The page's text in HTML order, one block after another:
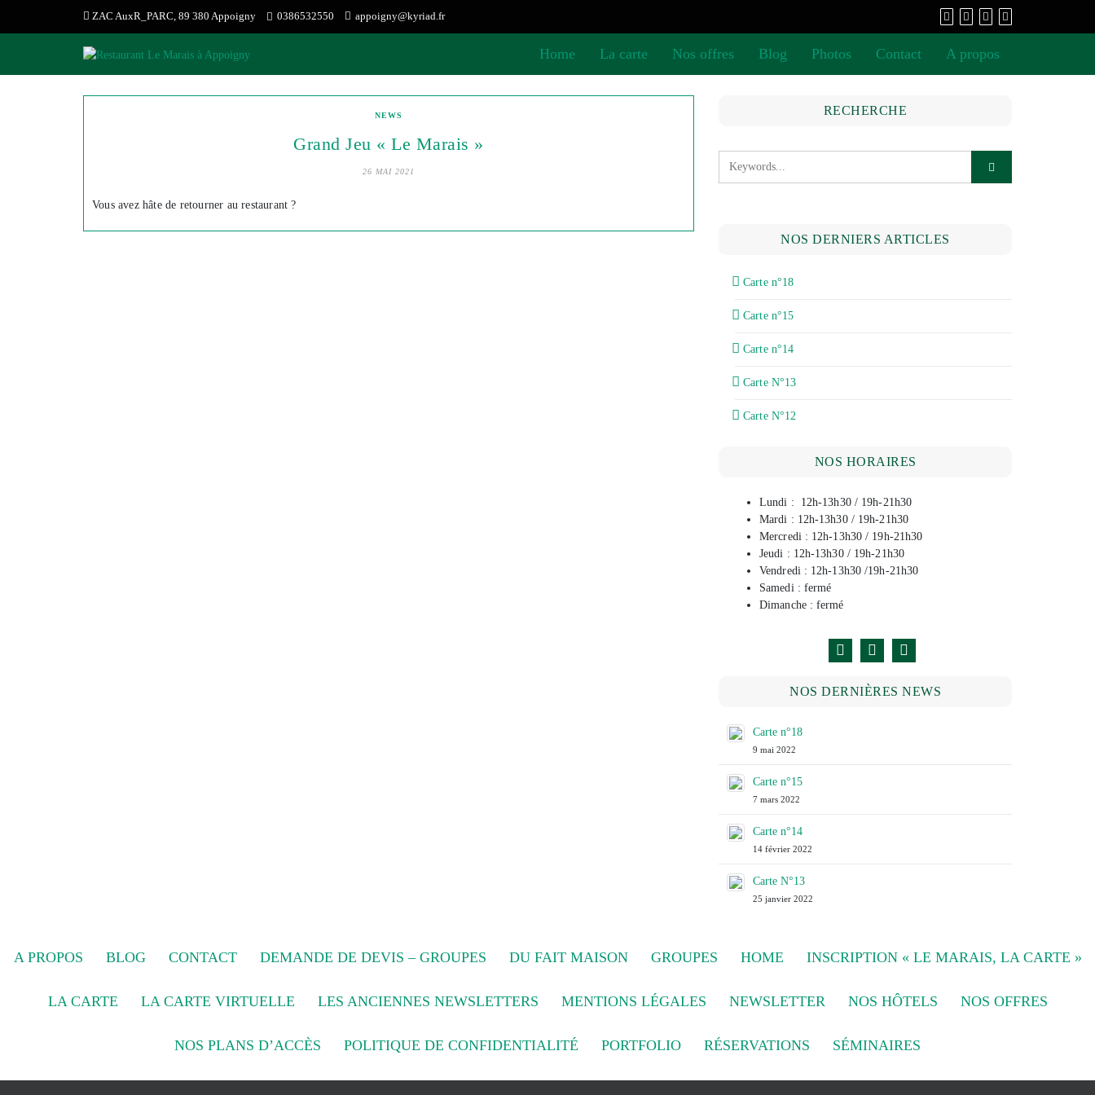
ZAC AuxR_PARC, 89 380 Appoigny 0386532550 appoigny@kyriad.fr
Home La carte Nos offres Blog Photos Contact A propos
NEWS
Grand Jeu « Le Marais »
26 MAI 2021
Vous avez hâte de retourner au restaurant ?
RECHERCHE
NOS DERNIERS ARTICLES
Carte n°18
Carte n°15
Carte n°14
Carte N°13
Carte N°12
NOS HORAIRES
Lundi : 12h-13h30 / 19h-21h30
Mardi : 12h-13h30 / 19h-21h30
Mercredi : 12h-13h30 / 19h-21h30
Jeudi : 12h-13h30 / 19h-21h30
Vendredi : 12h-13h30 /19h-21h30
Samedi : fermé
Dimanche : fermé
NOS DERNIÈRES NEWS
Carte n°18
9 mai 2022
Carte n°15
7 mars 2022
Carte n°14
14 février 2022
Carte N°13
25 janvier 2022
A PROPOS BLOG CONTACT DEMANDE DE DEVIS – GROUPES DU FAIT MAISON GROUPES HOME INSCRIPTION « LE MARAIS, LA CARTE »
LA CARTE LA CARTE VIRTUELLE LES ANCIENNES NEWSLETTERS MENTIONS LÉGALES NEWSLETTER NOS HÔTELS NOS OFFRES
NOS PLANS D’ACCÈS POLITIQUE DE CONFIDENTIALITÉ PORTFOLIO RÉSERVATIONS SÉMINAIRES